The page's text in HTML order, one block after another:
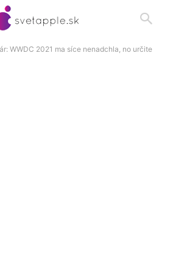
WWDC 2021 ma síce nenadchla, no určite